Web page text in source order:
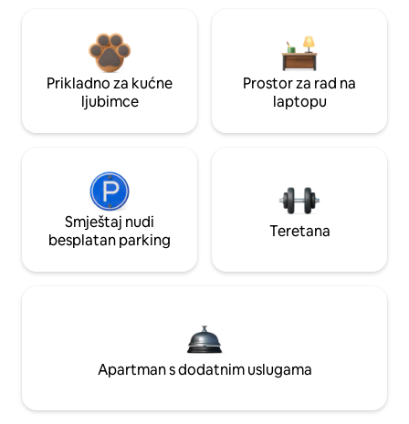
Prikladno za kućne
ljubimce
Prostor za rad na
laptopu
Smještaj nudi
besplatan parking
Teretana
Apartman s dodatnim uslugama